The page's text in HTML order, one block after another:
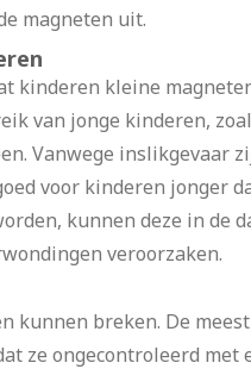
magneten uit.
kinderen kleine
van jonge kinderen,
Vanwege inslikgevaar
voor kinderen jonger
kunnen deze in de
veroorzaken.
kunnen breken. De
ze ongecontroleerd